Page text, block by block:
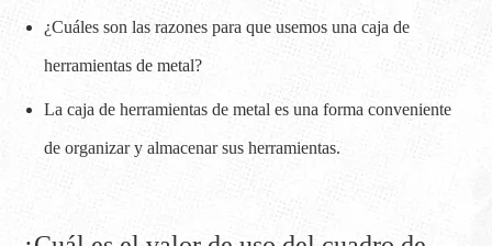
¿Cuáles son las razones para que usemos una caja de
herramientas de metal?
La caja de herramientas de metal es una forma conveniente
de organizar y almacenar sus herramientas.